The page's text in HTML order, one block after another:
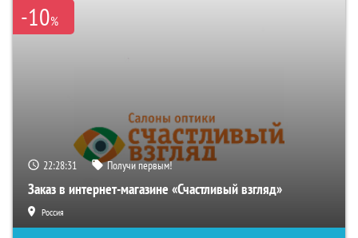
-10%
22:28:29 Получи первым!
Заказ в интернет-магазине «Счастливый взгляд»
Россия